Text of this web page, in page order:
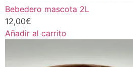
Bebedero mascota 2L
12,00€
Añadir al carrito